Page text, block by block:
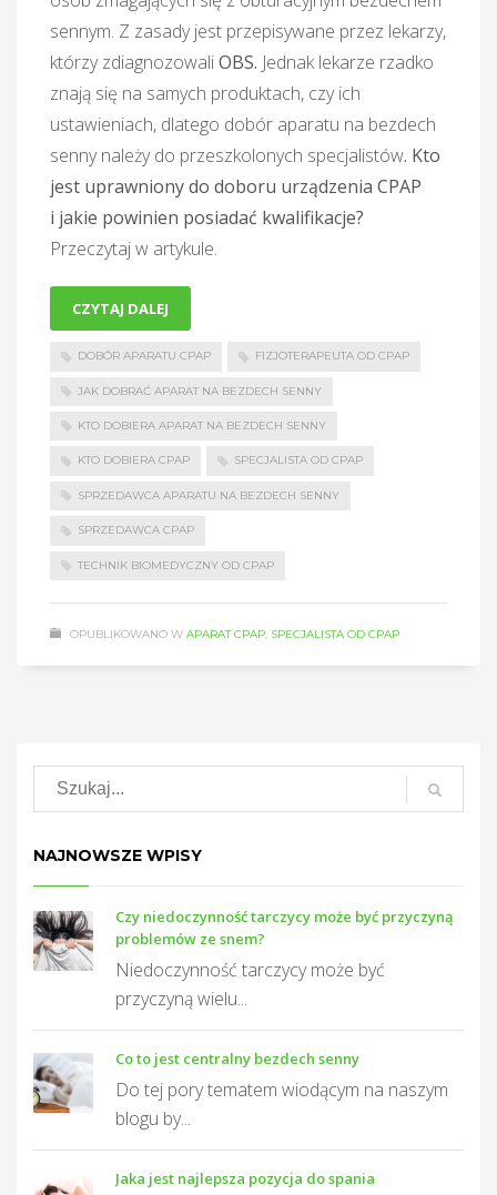
sennym. Z zasady jest przepisywane przez lekarzy,
którzy zdiagnozowaliOBS. Jednak lekarze rzadko
znają się na samych produktach, czy ich
ustawieniach, dlatego dobór aparatu na bezdech
senny należy do przeszkolonych specjalistów. Kto
jest uprawniony do doboru urządzenia CPAP
i jakie powinien posiadać kwalifikacje?
Przeczytaj w artykule.
DOBÓR APARATU CPAP FIZJOTERAPEUTA OD CPAP
JAK DOBRAĆ APARAT NA BEZDECH SENNY
KTO DOBIERA APARAT NA BEZDECH SENNY
KTO DOBIERA CPAP SPECJALISTA OD CPAP
SPRZEDAWCA APARATU NA BEZDECH SENNY
SPRZEDAWCA CPAP
TECHNIK BIOMEDYCZNY OD CPAP
CZYTAJ DALEJ
OPUBLIKOWANO W APARAT CPAP, SPECJALISTA OD CPAP
NAJNOWSZE WPISY
Czy niedoczynność tarczycy może być przyczyną
problemów ze snem?
Niedoczynność tarczycy może być
przyczyną wielu...
Co to jest centralny bezdech senny
Do tej pory tematem wiodącym na naszym
blogu by...
Jaka jest najlepsza pozycja do spania